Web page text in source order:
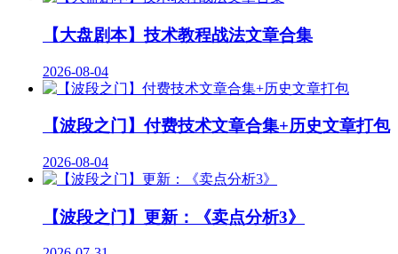
【大盘剧本】技术教程战法文章合集
2026-08-04
【波段之门】付费技术文章合集+历史文章打包
2026-08-04
【波段之门】更新：《卖点分析3》